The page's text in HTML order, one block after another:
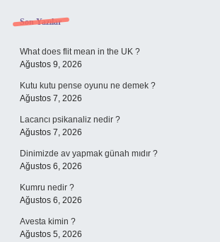
Sidebar
Son Yazılar
What does flit mean in the UK ?
Ağustos 9, 2026
Kutu kutu pense oyunu ne demek ?
Ağustos 7, 2026
Lacancı psikanaliz nedir ?
Ağustos 7, 2026
Dinimizde av yapmak günah mıdır ?
Ağustos 6, 2026
Kumru nedir ?
Ağustos 6, 2026
Avesta kimin ?
Ağustos 5, 2026